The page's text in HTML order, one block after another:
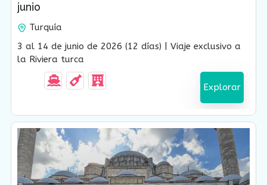
12 Días-12 Noches
Vencido !
junio
Turquía
3 al 14 de junio de 2026 (12 días) | Viaje exclusivo a
la Riviera turca
Explorar